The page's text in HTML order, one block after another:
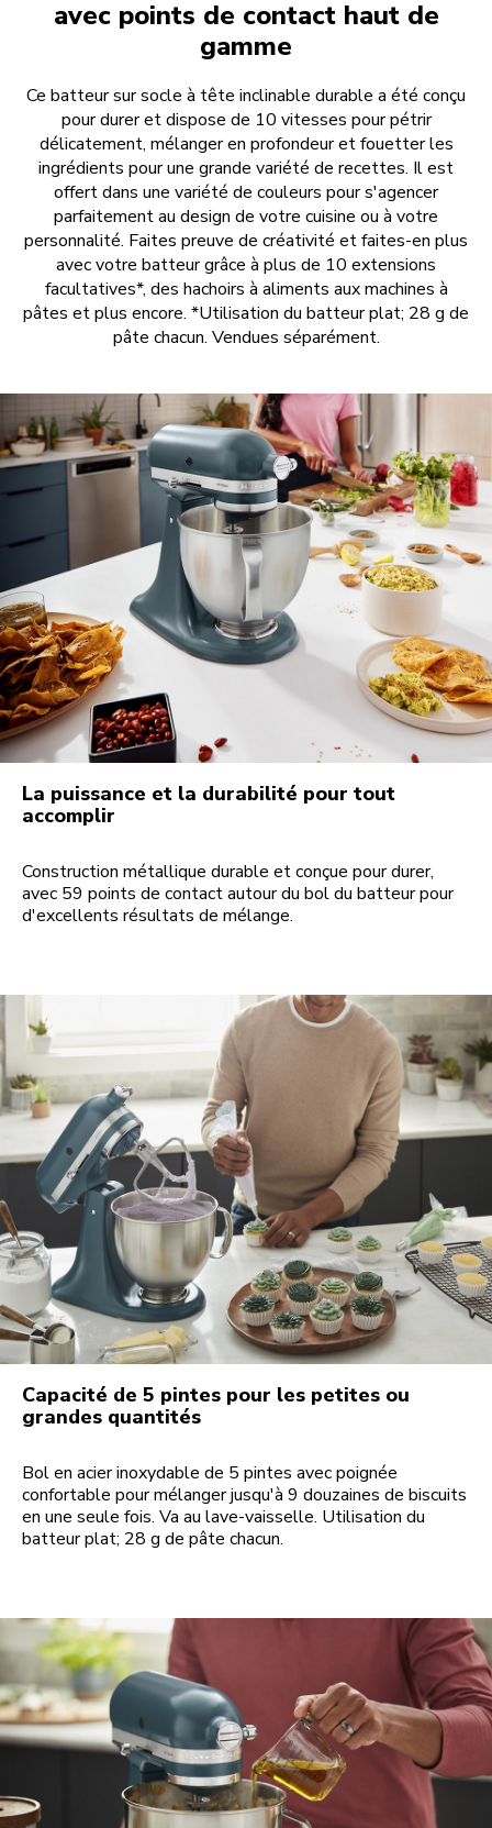
avec points de contact haut de
gamme
Ce batteur sur socle à tête inclinable durable a été conçu
pour durer et dispose de 10 vitesses pour pétrir
délicatement, mélanger en profondeur et fouetter les
ingrédients pour une grande variété de recettes. Il est
offert dans une variété de couleurs pour s'agencer
parfaitement au design de votre cuisine ou à votre
personnalité. Faites preuve de créativité et faites-en plus
avec votre batteur grâce à plus de 10 extensions
facultatives*, des hachoirs à aliments aux machines à
pâtes et plus encore. *Utilisation du batteur plat; 28 g de
pâte chacun. Vendues séparément.
La puissance et la durabilité pour tout
accomplir
Construction métallique durable et conçue pour durer,
avec 59 points de contact autour du bol du batteur pour
d'excellents résultats de mélange.
Capacité de 5 pintes pour les petites ou
grandes quantités
Bol en acier inoxydable de 5 pintes avec poignée
confortable pour mélanger jusqu'à 9 douzaines de biscuits
en une seule fois. Va au lave-vaisselle. Utilisation du
batteur plat; 28 g de pâte chacun.